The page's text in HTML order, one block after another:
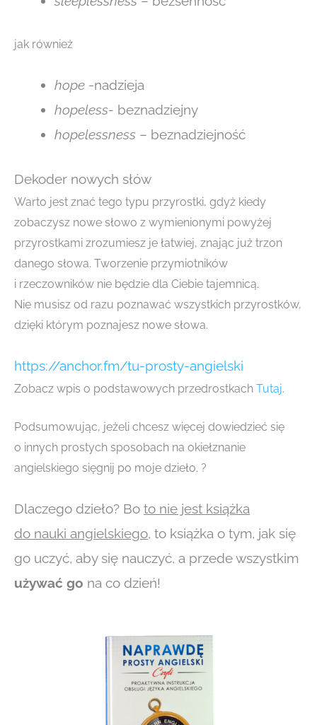
jak również
hope -nadzieja
hopeless- beznadziejny
hopelessness – beznadziejność
Dekoder nowych słów
Warto jest znać tego typu przyrostki, gdyż kiedy
zobaczysz nowe słowo z wymienionymi powyżej
przyrostkami zrozumiesz je łatwiej, znając już trzon
danego słowa. Tworzenie przymiotników
i rzeczowników nie będzie dla Ciebie tajemnicą.
Nie musisz od razu poznawać wszystkich przyrostków,
dzięki którym poznajesz nowe słowa.
https://anchor.fm/tu-prosty-angielski
Zobacz wpis o podstawowych przedrostkach Tutaj.
Podsumowując, jeżeli chcesz więcej dowiedzieć się
o innych prostych sposobach na okiełznanie
angielskiego sięgnij po moje dzieło. ?
Dlaczego dzieło? Bo to nie jest książka
do nauki angielskiego, to książka o tym, jak się
go uczyć, aby się nauczyć, a przede wszystkim
używać go na co dzień!